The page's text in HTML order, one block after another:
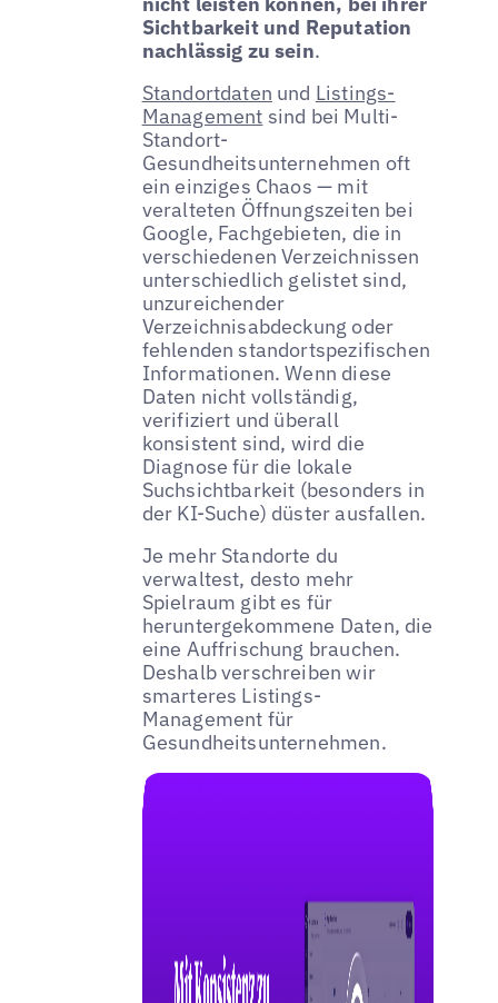
Sichtbarkeit und Reputation
nachlässig zu sein.
Standortdaten und Listings-
Management sind bei Multi-
Standort-
Gesundheitsunternehmen oft
ein einziges Chaos — mit
veralteten Öffnungszeiten bei
Google, Fachgebieten, die in
verschiedenen Verzeichnissen
unterschiedlich gelistet sind,
unzureichender
Verzeichnisabdeckung oder
fehlenden standortspezifischen
Informationen. Wenn diese
Daten nicht vollständig,
verifiziert und überall
konsistent sind, wird die
Diagnose für die lokale
Suchsichtbarkeit (besonders in
der KI-Suche) düster ausfallen.
Je mehr Standorte du
verwaltest, desto mehr
Spielraum gibt es für
heruntergekommene Daten, die
eine Auffrischung brauchen.
Deshalb verschreiben wir
smarteres Listings-
Management für
Gesundheitsunternehmen.